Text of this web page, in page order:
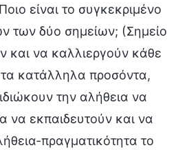
είναι το συγκεκριμένο
των δύο σημείων; (Σημείο
και να καλλιεργούν κάθε
κατάλληλα προσόντα,
την αλήθεια να
να εκπαιδευτούν και να
πραγματικότητα το